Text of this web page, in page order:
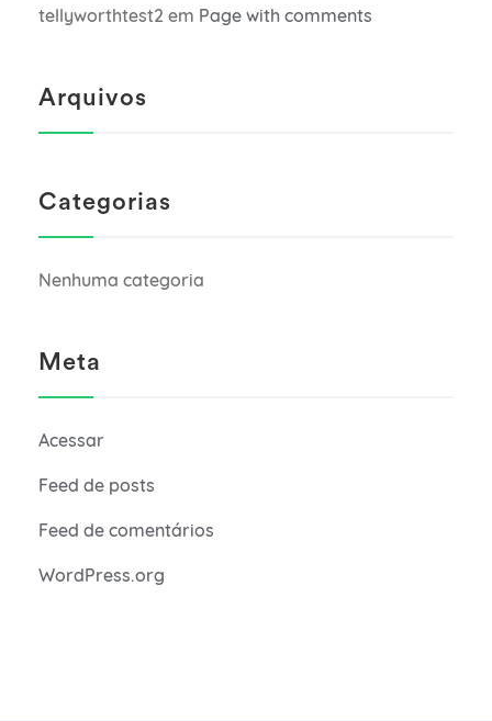
tellyworthtest2 em Page with comments
Arquivos
Categorias
Nenhuma categoria
Meta
Acessar
Feed de posts
Feed de comentários
WordPress.org